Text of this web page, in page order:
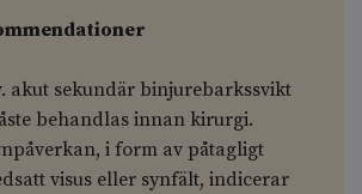
akut sekundär binjurebarkssvikt
behandlas innan kirurgi.
i form av påtagligt
visus eller synfält, indicerar